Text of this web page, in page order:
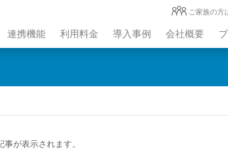
ご家族の方
連携機能 利用料金 導入事例 会社概要
が表示されます。